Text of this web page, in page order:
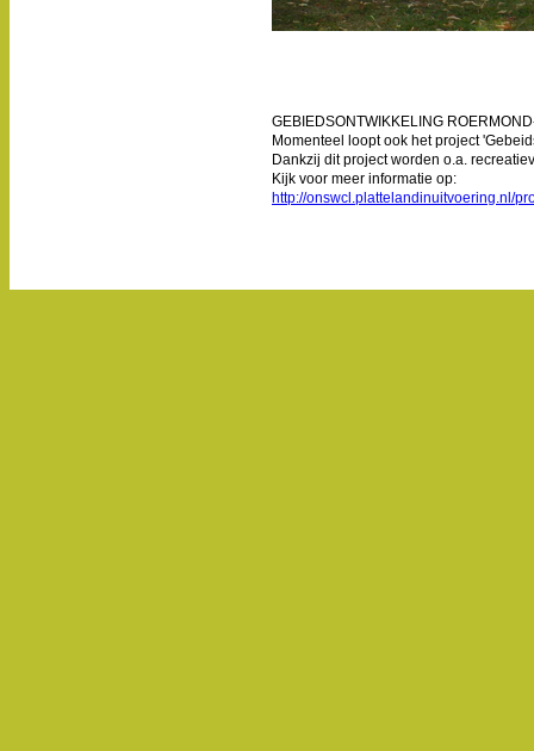
GEBIEDSONTWIKKELING
Momenteel loopt ook het project
Dankzij dit project worden o.a.
Kijk voor meer informatie op:
http://onswcl.plattelandinuitvoering.nl/